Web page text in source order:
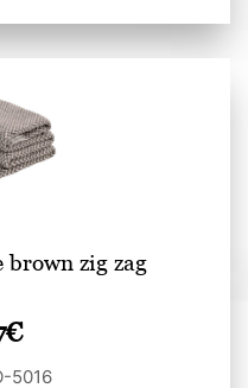
zig zag
€
5016